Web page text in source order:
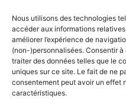
Nous utilisons des technologies
accéder aux informations
améliorer l’expérience de
(non-)personnalisées. Consentir
traiter des données telles que le
uniques sur ce site. Le fait de ne
consentement peut avoir un effet
caractéristiques.
Formations
Newsletter
Équipe éditoriale
Politique éditoriale
Méthodologie de test